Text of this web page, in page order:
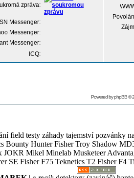
zpráva:
Messenger:
Messenger:
Messenger:
ICQ:
Powered byphpBB©
field testy záhady tajemství pozvánky
Bounty Hunter Fisher Troy Shadow
Mikel Minelab Musketeer
SE Fisher F75 Teknetics T2 Fisher F4